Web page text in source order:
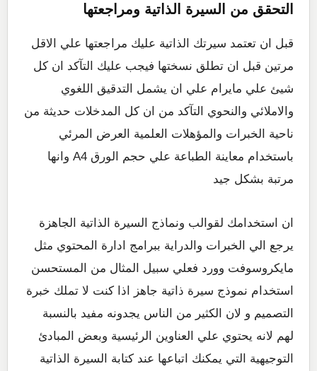
التحقق من السيرة الذاتية ومراجعتها
قبل ان تعتمد سيرتك الذاتية عليك مراجعتها علي الاقل
مرتين قبل ان تطلق نسختها فيجب عليك التآكد ان كل
شيئ علي مايرام علي ان يشمل التدقيق اللغوي
والاملائي والنحوي التآكد من ان كل المدخلات حديثة من
ناحية الخبرات والمؤهلات العلمية العرض المرئي
باستخدام معاينة الطباعة علي حجم الورق A4 وانها
مرتبة بشكل جيد
ان استخدامك لقوالب ونماذج السيرة الذاتية الجاهزة
يرجع الي الخبرات والدراية ببرامج ادارة المحتوي مثل
مايكروسوفت وورد فعلي سبيل المثال من المستحسن
استخدام نموذج سيرة ذاتية جاهز اذا كنت لا تملك خبرة
التصميم و لان الكثير من الناس يجدونه مفيد بالنسبة
لهم لانه يحتوي علي العناوين الرئيسية وبعض المبادئ
التوجيهية التي يمكنك اتباعها عند كتابة السيرة الذاتية